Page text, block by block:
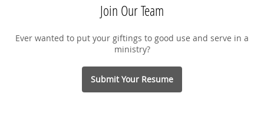
Join Our Team
Ever wanted to put your giftings to good use and serve in a
ministry?
Submit Your Resume